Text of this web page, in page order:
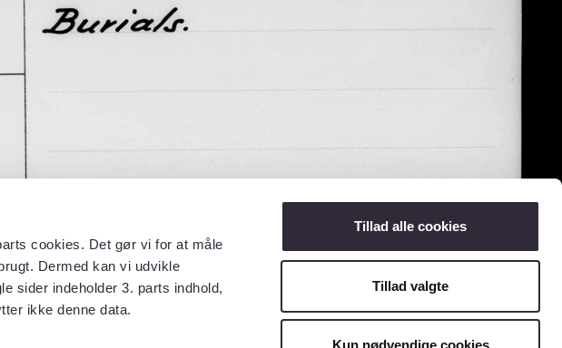
cookies. Det gør vi for at måle
Dermed kan vi udvikle
sider indeholder 3. parts indhold,
ikke denne data.
Tillad alle cookies
Tillad valgte
Kun nødvendige cookies